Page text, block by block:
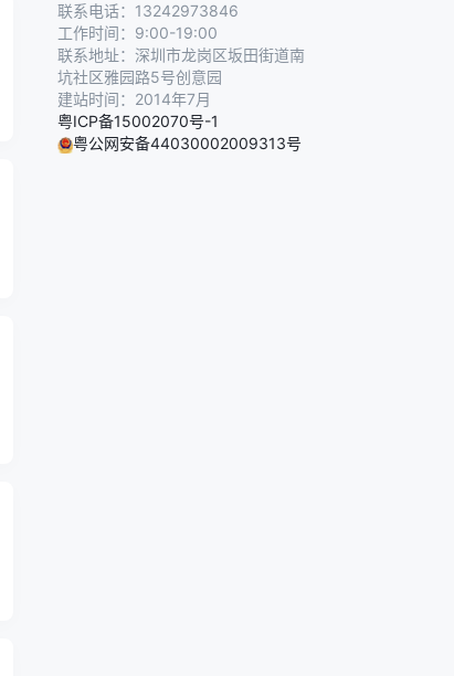
联系电话：13242973846
工作时间：9:00-19:00
联系地址：深圳市龙岗区坂田街道南
坑社区雅园路5号创意园
建站时间：2014年7月
粤ICP备15002070号-1
粤公网安备44030002009313号